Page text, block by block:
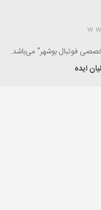
فوتبال بوشهر" می‌باشد.
لیان ایده